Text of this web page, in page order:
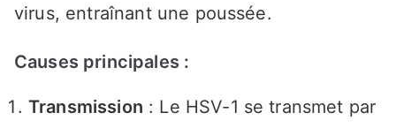
virus, entraînant une poussée.
Causes principales :
Transmission : Le HSV-1 se transmet par